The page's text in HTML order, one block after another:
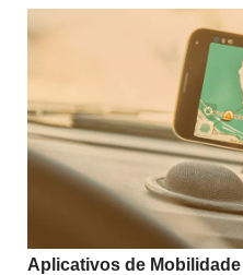
Aplicativos de